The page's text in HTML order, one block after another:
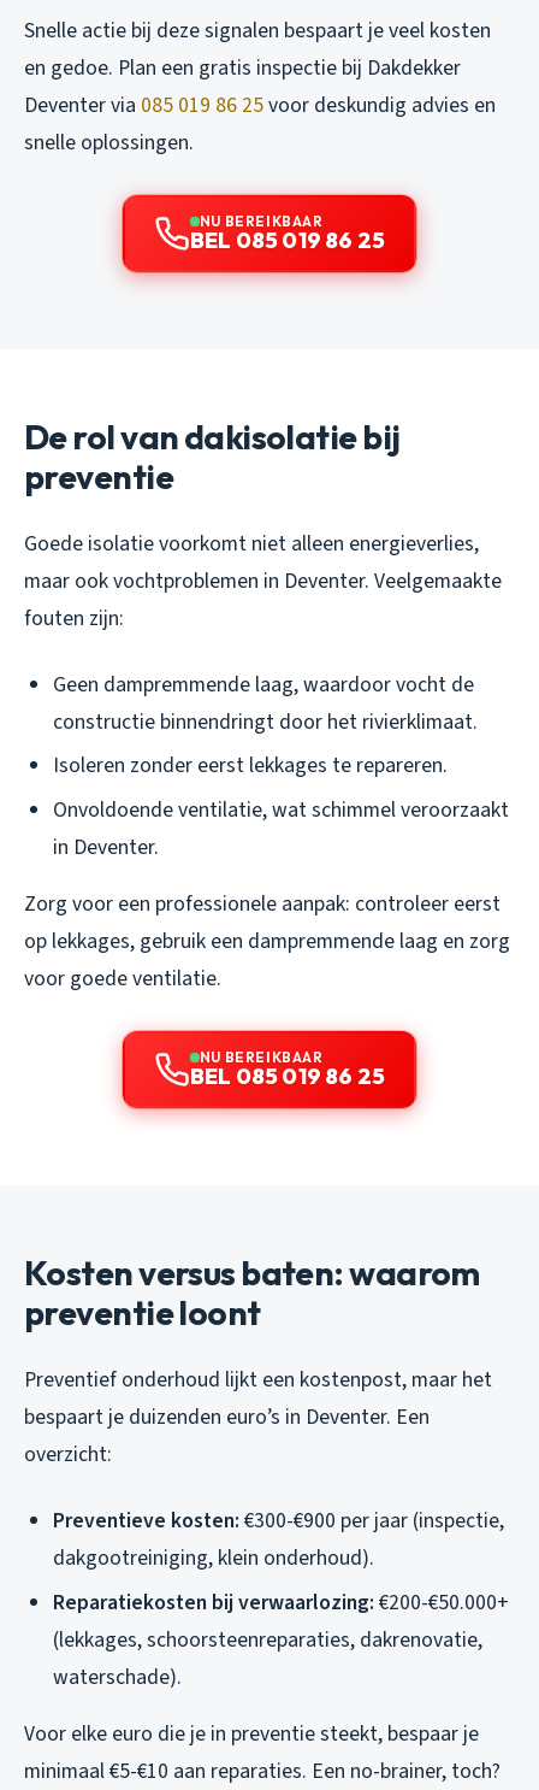
Snelle actie bij deze signalen bespaart je veel kosten
en gedoe. Plan een gratis inspectie bij Dakdekker
Deventer via 085 019 86 25voor deskundig advies en
snelle oplossingen.
NU BEREIKBAAR
BEL 085 019 86 25
De rol van dakisolatie bij
preventie
Goede isolatie voorkomt niet alleen energieverlies,
maar ook vochtproblemen in Deventer. Veelgemaakte
fouten zijn:
Geen dampremmende laag, waardoor vocht de
constructie binnendringt door het rivierklimaat.
Isoleren zonder eerst lekkages te repareren.
Onvoldoende ventilatie, wat schimmel veroorzaakt
in Deventer.
Zorg voor een professionele aanpak: controleer eerst
op lekkages, gebruik een dampremmende laag en zorg
voor goede ventilatie.
NU BEREIKBAAR
BEL 085 019 86 25
Kosten versus baten: waarom
preventie loont
Preventief onderhoud lijkt een kostenpost, maar het
bespaart je duizenden euro’s in Deventer. Een
overzicht:
Preventieve kosten: €300-€900 per jaar (inspectie,
dakgootreiniging, klein onderhoud).
Reparatiekosten bij verwaarlozing: €200-€50.000+
(lekkages, schoorsteenreparaties, dakrenovatie,
waterschade).
Voor elke euro die je in preventie steekt, bespaar je
minimaal €5-€10 aan reparaties. Een no-brainer, toch?